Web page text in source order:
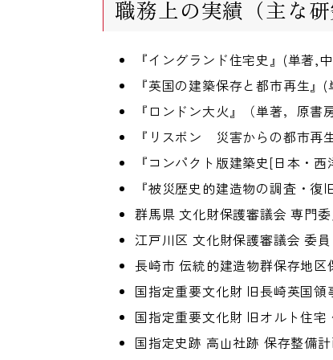
職務上の実績（主な
『イングランド住宅史』(単著,
『英国の建築保存と都市再生』
『ロンドン大火』（単著，原書房
『リスボン 災害からの都市再
『コンパクト版建築史[日本・
『被災歴史的建造物の調査・
群馬県 文化財保護審議会 専門委
江戸川区 文化財保護審議会 委員
長崎市 伝統的建造物群保存地区
国指定重要文化財 旧長崎英国領
国指定重要文化財 旧オルト住宅
国指定史跡 高山社跡 保存整備